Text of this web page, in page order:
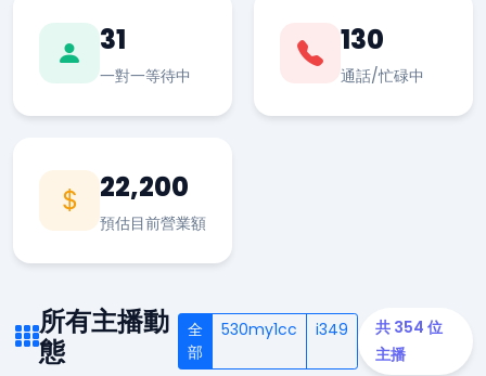
31
一對一等待中
130
通話/忙碌中
22,200
預估目前營業額
所有主播動
態
全
部
530my1cc i349
共 354 位
主播